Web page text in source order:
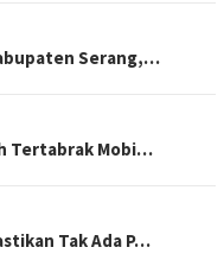
Serang,…
Tertabrak Mobi…
Tak Ada P…